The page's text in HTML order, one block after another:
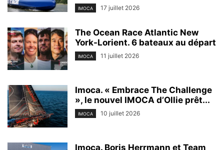
IMOCA 17 juillet 2026
The Ocean Race Atlantic New
York-Lorient. 6 bateaux au départ
IMOCA 11 juillet 2026
Imoca. « Embrace The Challenge
», le nouvel IMOCA d’Ollie prêt...
IMOCA 10 juillet 2026
Imoca. Boris Herrmann et Team